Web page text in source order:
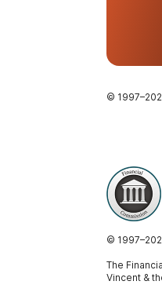
© 1997–
© 1997–
The
Vincent &